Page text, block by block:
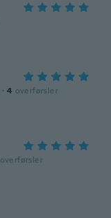
· 4 overførsler
overførsler